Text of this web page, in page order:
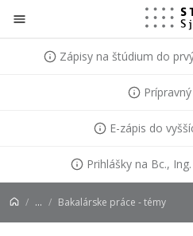
Prejsť na obsah
Zápisy na štúdium do
E-zápis do
Prihlášky na Bc.,
... Bakalárske práce - témy